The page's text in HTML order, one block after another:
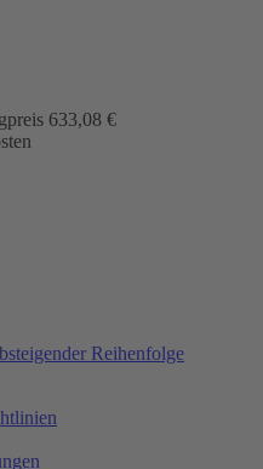
633,08 €
Reihenfolge